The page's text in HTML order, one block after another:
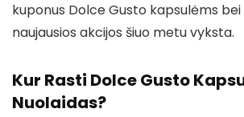
kuponus Dolce Gusto kapsulėms bei
naujausios akcijos šiuo metu vyksta.
Kur Rasti Dolce Gusto
Nuolaidas?